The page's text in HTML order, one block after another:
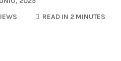
READ IN 2 MINUTES